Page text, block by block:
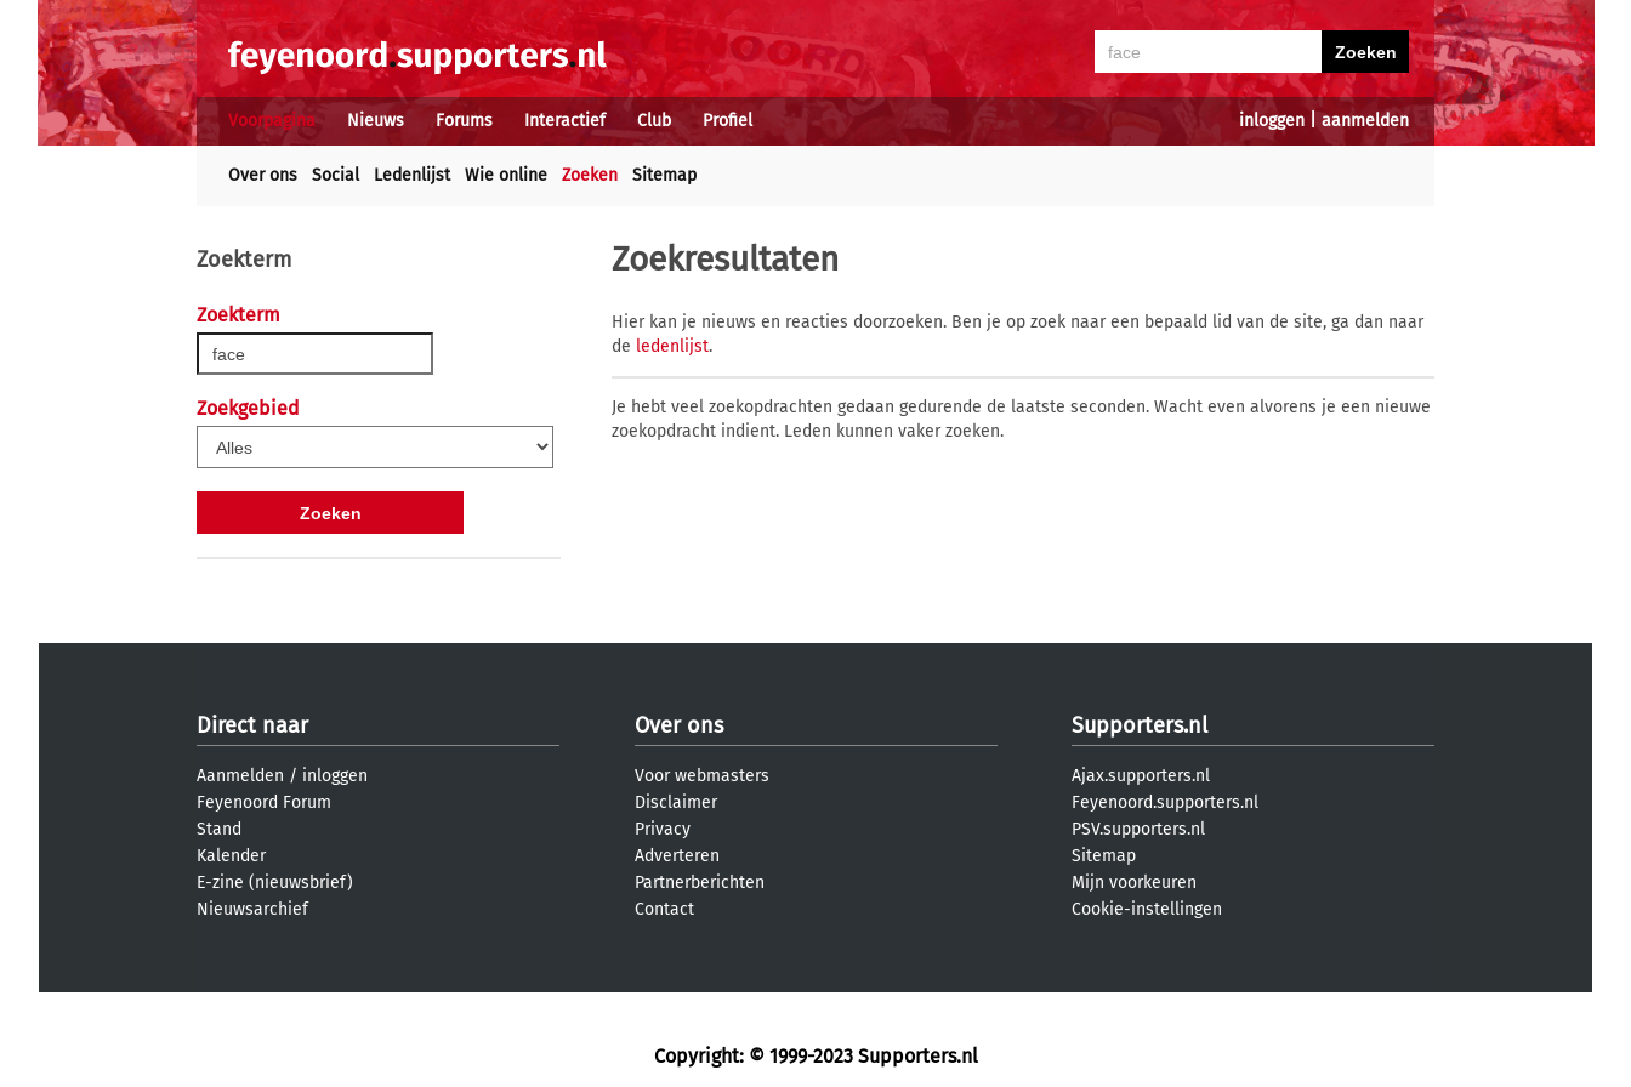
inloggen aanmelden
Voorpagina Nieuws Forums Interactief Club Profiel
Over ons Social Ledenlijst Wie online Zoeken Sitemap
Zoekterm
Zoekterm
Zoekgebied
Zoekresultaten
Hier kan je nieuws en reacties doorzoeken. Ben je op zoek naar een bepaald lid van de site, ga dan naar
de ledenlijst.
Je hebt veel zoekopdrachten gedaan gedurende de laatste seconden. Wacht even alvorens je een nieuwe
zoekopdracht indient. Leden kunnen vaker zoeken.
Direct naar
Aanmelden / inloggen
Feyenoord Forum
Stand
Kalender
E-zine (nieuwsbrief)
Nieuwsarchief
Over ons
Voor webmasters
Disclaimer
Privacy
Adverteren
Partnerberichten
Contact
Supporters.nl
Ajax.supporters.nl
Feyenoord.supporters.nl
PSV.supporters.nl
Sitemap
Mijn voorkeuren
Cookie-instellingen
Copyright: © 1999-2023 Supporters.nl